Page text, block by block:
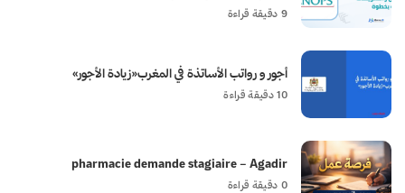
9 دقيقة قراءة
أجور و رواتب الأساتذة في المغرب«زيادة الأجور»
10 دقيقة قراءة
pharmacie demande stagiaire – Agadir
0 دقيقة قراءة